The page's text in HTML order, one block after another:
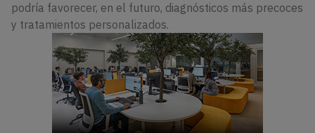
podría favorecer, en el futuro, diagnósticos más precoces
y tratamientos personalizados.